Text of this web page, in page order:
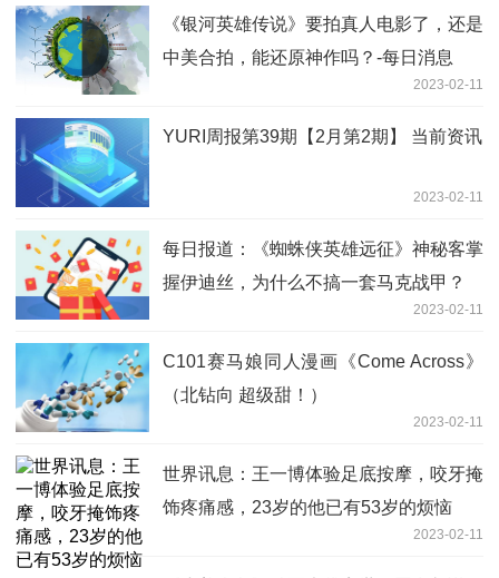
《银河英雄传说》要拍真人电影了，还是
中美合拍，能还原神作吗？-每日消息
2023-02-11
YURI周报第39期【2月第2期】 当前资讯
2023-02-11
每日报道：《蜘蛛侠英雄远征》神秘客掌
握伊迪丝，为什么不搞一套马克战甲？
2023-02-11
C101赛马娘同人漫画《Come Across》
（北钻向 超级甜！）
2023-02-11
世界讯息：王一博体验足底按摩，咬牙掩
饰疼痛感，23岁的他已有53岁的烦恼
2023-02-11